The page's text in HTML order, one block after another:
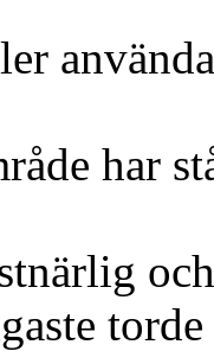
har